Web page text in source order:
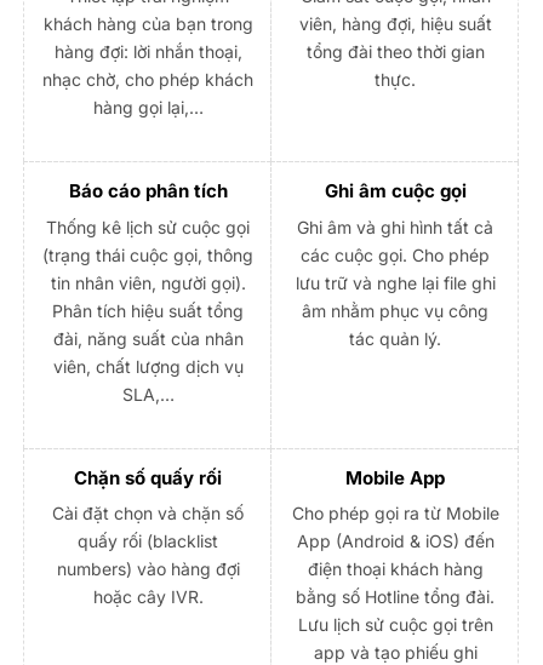
khách hàng của bạn trong
hàng đợi: lời nhắn thoại,
nhạc chờ, cho phép khách
hàng gọi lại,…
viên, hàng đợi, hiệu suất
tổng đài theo thời gian
thực.
Báo cáo phân tích
Thống kê lịch sử cuộc gọi
(trạng thái cuộc gọi, thông
tin nhân viên, người gọi).
Phân tích hiệu suất tổng
đài, năng suất của nhân
viên, chất lượng dịch vụ
SLA,…
Ghi âm cuộc gọi
Ghi âm và ghi hình tất cả
các cuộc gọi. Cho phép
lưu trữ và nghe lại file ghi
âm nhằm phục vụ công
tác quản lý.
Chặn số quấy rối
Cài đặt chọn và chặn số
quấy rối (blacklist
numbers) vào hàng đợi
hoặc cây IVR.
Mobile App
Cho phép gọi ra từ Mobile
App (Android & iOS) đến
điện thoại khách hàng
bằng số Hotline tổng đài.
Lưu lịch sử cuộc gọi trên
app và tạo phiếu ghi